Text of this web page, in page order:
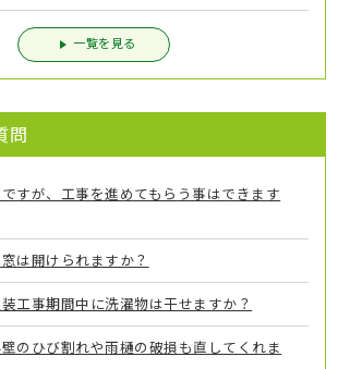
一覧を見る
問
すが、工事を進めてもらう事はできます
は開けられますか？
工事期間中に洗濯物は干せますか？
のひび割れや雨樋の破損も直してくれま